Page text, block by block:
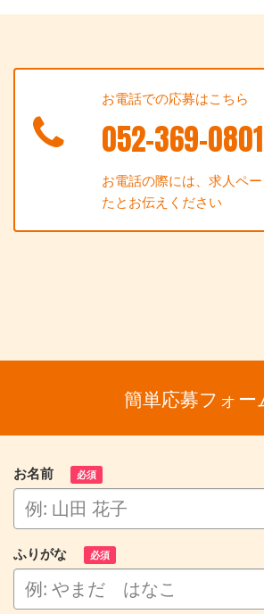
お電話での応募はこちら
052-369-0801
お電話の際には、求人ペ
たとお伝えください
簡単応募フォー
お名前 必須
ふりがな 必須